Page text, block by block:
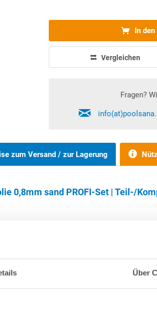
Über
In
Vergleichen
Fragen?
zum Versand / zur Lagerung
0,8mm sand PROFI-Set | Teil-/
wahlweise frei aufgestellt oder teilweise
eingelassene Bereich des
auch von der Aufstellvariante - immer zu
aus Hartschaum bestehenden